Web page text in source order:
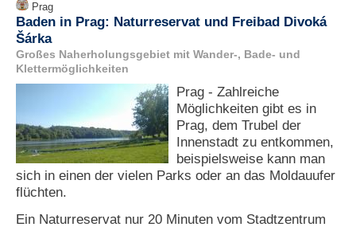
Prag
Baden in Prag: Naturreservat und Freibad Divoká
Šárka
Großes Naherholungsgebiet mit Wander-, Bade- und
Klettermöglichkeiten
Prag - Zahlreiche
Möglichkeiten gibt es in
Prag, dem Trubel der
Innenstadt zu entkommen,
beispielsweise kann man
sich in einen der vielen Parks oder an das Moldauufer
flüchten.
Ein Naturreservat nur 20 Minuten vom Stadtzentrum